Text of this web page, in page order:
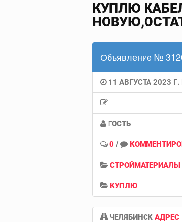
КУПЛЮ
Объявление №
11 АВГУСТА 2023 Г.
ГОСТЬ
0 /
СТРОЙМАТЕРИАЛЫ
КУПЛЮ
ЧЕЛЯБИНСК АДРЕС